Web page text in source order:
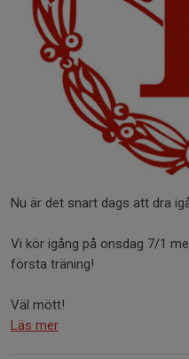
Nu är det snart dags att dra
Vi kör igång på onsdag 7/1
första träning!
Väl mött!
Läs mer